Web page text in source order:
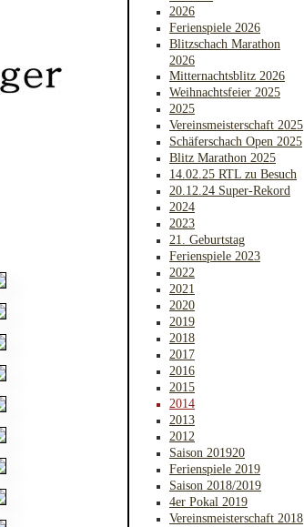
2026
Ferienspiele 2026
Blitzschach Marathon
2026
Mitternachtsblitz 2026
Weihnachtsfeier 2025
2025
Vereinsmeisterschaft 2025
Schäferschach Open 2025
Blitz Marathon 2025
14.02.25 RTL zu Besuch
20.12.24 Super-Rekord
2024
2023
21. Geburtstag
Ferienspiele 2023
2022
2021
2020
2019
2018
2017
2016
2015
2014
2013
2012
Saison 201920
Ferienspiele 2019
Saison 2018/2019
4er Pokal 2019
Vereinsmeisterschaft 2018